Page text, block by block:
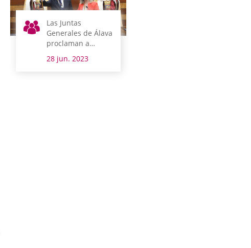
Las Juntas
Generales de Álava
proclaman a
Ramiro González
Diputado general
28 jun. 2023